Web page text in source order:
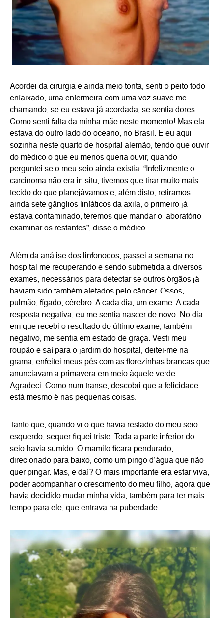
Acordei da cirurgia e ainda meio tonta, senti o peito todo
enfaixado, uma enfermeira com uma voz suave me
chamando, se eu estava já acordada, se sentia dores.
Como senti falta da minha mãe neste momento! Mas ela
estava do outro lado do oceano, no Brasil. E eu aqui
sozinha neste quarto de hospital alemão, tendo que ouvir
do médico o que eu menos queria ouvir, quando
perguntei se o meu seio ainda existia. “Infelizmente o
carcinoma não era in situ, tivemos que tirar muito mais
tecido do que planejávamos e, além disto, retiramos
ainda sete gânglios linfáticos da axila, o primeiro já
estava contaminado, teremos que mandar o laboratório
examinar os restantes”, disse o médico.
Além da análise dos linfonodos, passei a semana no
hospital me recuperando e sendo submetida a diversos
exames, necessários para detectar se outros órgãos já
haviam sido também afetados pelo câncer. Ossos,
pulmão, fígado, cérebro. A cada dia, um exame. A cada
resposta negativa, eu me sentia nascer de novo. No dia
em que recebi o resultado do último exame, também
negativo, me sentia em estado de graça. Vesti meu
roupão e saí para o jardim do hospital, deitei-me na
grama, enfeitei meus pés com as florezinhas brancas que
anunciavam a primavera em meio àquele verde.
Agradeci. Como num transe, descobri que a felicidade
está mesmo é nas pequenas coisas.
Tanto que, quando vi o que havia restado do meu seio
esquerdo, sequer fiquei triste. Toda a parte inferior do
seio havia sumido. O mamilo ficara pendurado,
direcionado para baixo, como um pingo d’água que não
quer pingar. Mas, e daí? O mais importante era estar viva,
poder acompanhar o crescimento do meu filho, agora que
havia decidido mudar minha vida, também para ter mais
tempo para ele, que entrava na puberdade.